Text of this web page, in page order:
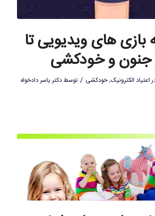
بازی های ویدیویی تا
و خودکشی
اعتیاد الکترونیک,خودکشی / توسطدکتر یاسر دادخواه